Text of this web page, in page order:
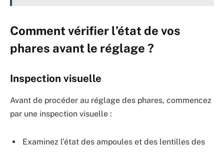
Comment vérifier l’état de vos
phares avant le réglage ?
Inspection visuelle
Avant de procéder au réglage des phares, commencez
par une inspection visuelle :
Examinez l’état des ampoules et des lentilles des